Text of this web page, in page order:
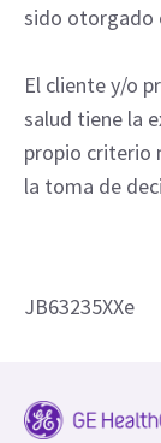
sido otorgado
El cliente y/o
salud tiene la
propio criterio
la toma de
JB63235XXe